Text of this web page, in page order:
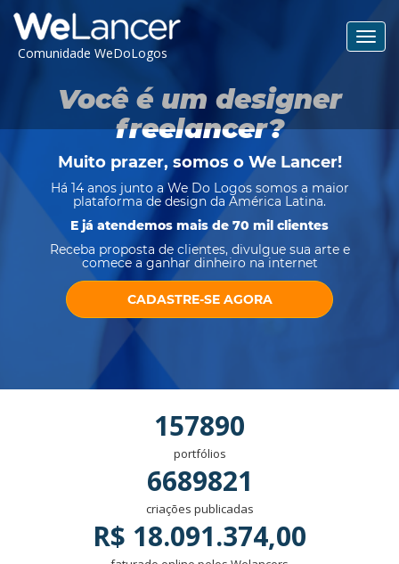
Comunidade WeDoLogos
Você é um designer
freelancer?
Muito prazer, somos o We Lancer!
Há 14 anos junto a We Do Logos somos a maior
plataforma de design da América Latina.
E já atendemos mais de 70 mil clientes
Receba proposta de clientes, divulgue sua arte e
comece a ganhar dinheiro na internet
CADASTRE-SE AGORA
157890
portfólios
6689821
criações publicadas
R$ 18.091.374,00